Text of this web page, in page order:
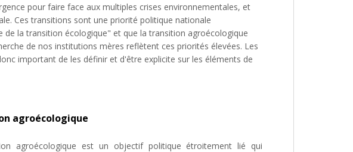
pour faire face aux multiples crises environnementales, et
Ces transitions sont une priorité politique nationale
la transition écologique" et que la transition agroécologique
de nos institutions mères reflètent ces priorités élevées. Les
important de les définir et d'être explicite sur les éléments de
agroécologique
agroécologique est un objectif politique étroitement lié qui